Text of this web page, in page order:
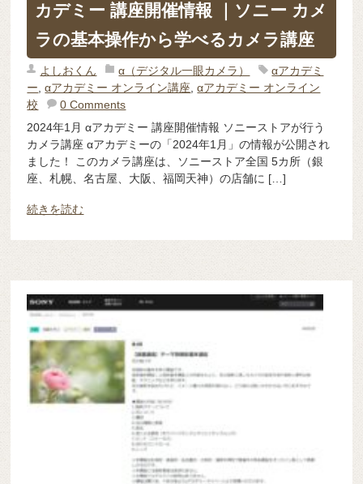
カデミー 講座開催情報 ｜ソニー カメ
ラの基本操作から学べるカメラ講座
よしおくん α（デジタル一眼カメラ）
αアカデミ
ー ,αアカデミー オンライン講座 ,αアカデミー オンライン
校
0 Comments
2024年1月 αアカデミー 講座開催情報 ソニーストアが行う
カメラ講座 αアカデミーの「2024年1月」の情報が公開され
ました！ このカメラ講座は、ソニーストア全国 5カ所（銀
座、札幌、名古屋、大阪、福岡天神）の店舗に […]
続きを読む